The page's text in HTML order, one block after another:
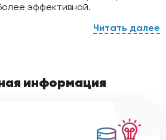
эффективной.
личный кабинет с доступом к
информация